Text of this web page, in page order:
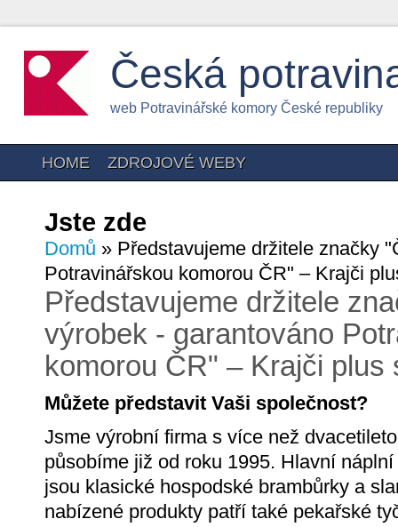
Česká
web Potravinářské komory České republiky
HOME ZDROJOVÉ WEBY
Jste zde
Domů » Představujeme držitele značky
Potravinářskou komorou ČR" – Krajči
Představujeme držitele
výrobek - garantováno
komorou ČR" – Krajči plus
Můžete představit Vaši společnost?
Jsme výrobní firma s více než
působíme již od roku 1995. Hlavní
jsou klasické hospodské brambůrky a
nabízené produkty patří také pekařské